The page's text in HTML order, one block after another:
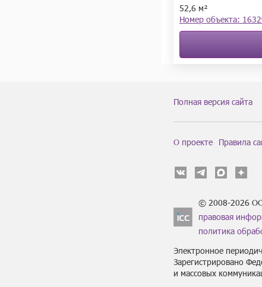
52,6 м²
Номер объекта:
Полная версия сайта
О проекте Правила
© 2008-2026
правовая
политика
Электронное
Зарегистрировано
и массовых